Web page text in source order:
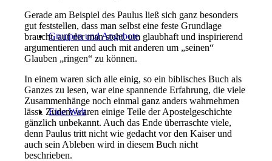
Gruppen und Angebote
Eine Welt
Gerade am Beispiel des Paulus ließ sich ganz besonders
gut feststellen, dass man selbst eine feste Grundlage
braucht, auf der man steht, um glaubhaft und inspirierend
argumentieren und auch mit anderen um „seinen“
Glauben „ringen“ zu können.
In einem waren sich alle einig, so ein biblisches Buch als
Ganzes zu lesen, war eine spannende Erfahrung, die viele
Zusammenhänge noch einmal ganz anders wahrnehmen
lässt. Zudem waren einige Teile der Apostelgeschichte
gänzlich unbekannt. Auch das Ende überraschte viele,
denn Paulus tritt nicht wie gedacht vor den Kaiser und
auch sein Ableben wird in diesem Buch nicht
beschrieben.